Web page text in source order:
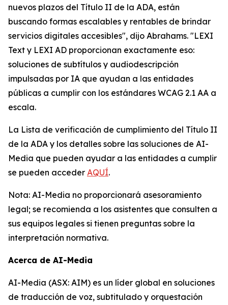
nuevos plazos del Título II de la ADA, están
buscando formas escalables y rentables de brindar
servicios digitales accesibles", dijo Abrahams. "LEXI
Text y LEXI AD proporcionan exactamente eso:
soluciones de subtítulos y audiodescripción
impulsadas por IA que ayudan a las entidades
públicas a cumplir con los estándares WCAG 2.1 AA a
escala.
La Lista de verificación de cumplimiento del Título II
de la ADA y los detalles sobre las soluciones de AI-
Media que pueden ayudar a las entidades a cumplir
se pueden acceder AQUÍ.
Nota: AI-Media no proporcionará asesoramiento
legal; se recomienda a los asistentes que consulten a
sus equipos legales si tienen preguntas sobre la
interpretación normativa.
Acerca de AI-Media
AI-Media (ASX: AIM) es un líder global en soluciones
de traducción de voz, subtitulado y orquestación